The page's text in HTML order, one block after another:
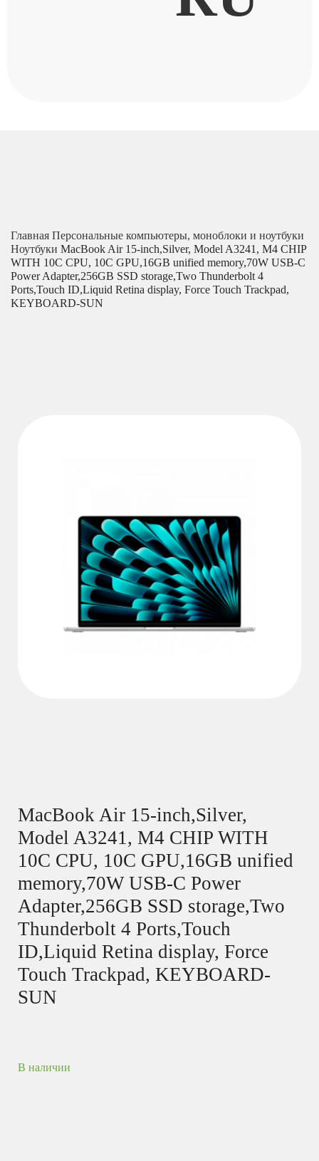
Главная Персональные компьютеры, моноблоки и ноутбуки
Ноутбуки MacBook Air 15-inch,Silver, Model A3241, M4 CHIP
WITH 10C CPU, 10C GPU,16GB unified memory,70W USB-C
Power Adapter,256GB SSD storage,Two Thunderbolt 4
Ports,Touch ID,Liquid Retina display, Force Touch Trackpad,
KEYBOARD-SUN
MacBook Air 15-inch,Silver,
Model A3241, M4 CHIP WITH
10C CPU, 10C GPU,16GB unified
memory,70W USB-C Power
Adapter,256GB SSD storage,Two
Thunderbolt 4 Ports,Touch
ID,Liquid Retina display, Force
Touch Trackpad, KEYBOARD-
SUN
В наличии